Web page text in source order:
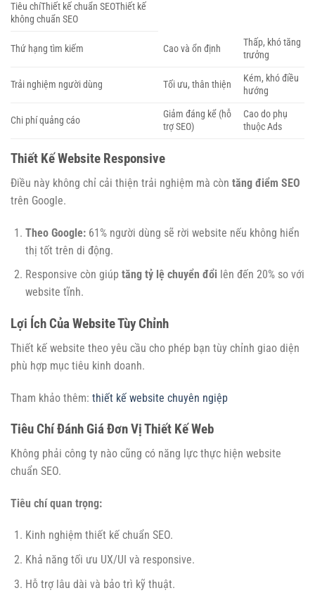
Tiêu chíThiết kế chuẩn SEOThiết kế
không chuẩn SEO
Thứ hạng tìm kiếm Cao và ổn định
Thấp, khó tăng
trưởng
Trải nghiệm người dùng Tối ưu, thân thiện
Kém, khó điều
hướng
Chi phí quảng cáo
Giảm đáng kể (hỗ
trợ SEO)
Cao do phụ
thuộc Ads
Thiết Kế Website Responsive
Điều này không chỉ cải thiện trải nghiệm mà còn tăng điểm SEO
trên Google.
Theo Google:61% người dùng sẽ rời website nếu không hiển
thị tốt trên di động.
Responsive còn giúp tăng tỷ lệ chuyển đổi lên đến 20% so với
website tĩnh.
Lợi Ích Của Website Tùy Chỉnh
Thiết kế website theo yêu cầu cho phép bạn tùy chỉnh giao diện
phù hợp mục tiêu kinh doanh.
Tham khảo thêm: thiết kế website chuyên ngiệp
Tiêu Chí Đánh Giá Đơn Vị Thiết Kế Web
Không phải công ty nào cũng có năng lực thực hiện website
chuẩn SEO.
Tiêu chí quan trọng:
Kinh nghiệm thiết kế chuẩn SEO.
Khả năng tối ưu UX/UI và responsive.
Hỗ trợ lâu dài và bảo trì kỹ thuật.